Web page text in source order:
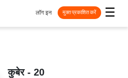
☰
लॉग इन मुक्त प्रकाशित करें
कुबेर - 20